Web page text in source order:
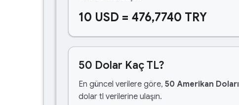
10 USD = 476,7740 TRY
50 Dolar Kaç TL?
En güncel verilere göre, 50 Amerikan Doları
dolar tl verilerine ulaşın.